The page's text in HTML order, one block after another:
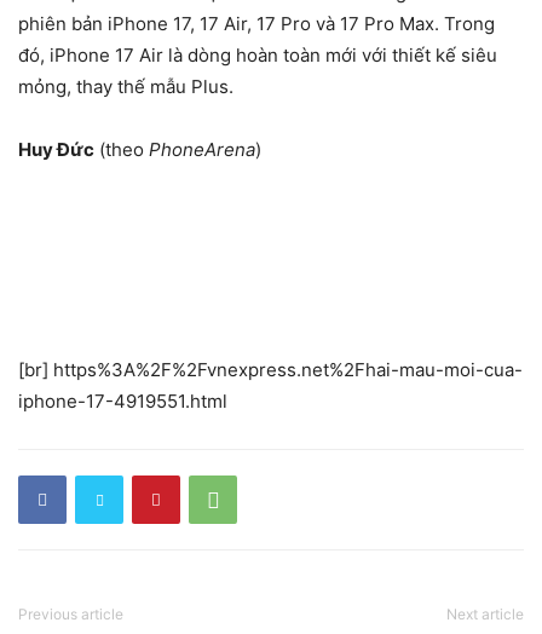
phiên bản iPhone 17, 17 Air, 17 Pro và 17 Pro Max. Trong
đó, iPhone 17 Air là dòng hoàn toàn mới với thiết kế siêu
mỏng, thay thế mẫu Plus.
Huy Đức (theo PhoneArena)
[br] https%3A%2F%2Fvnexpress.net%2Fhai-mau-moi-cua-
iphone-17-4919551.html
Previous article Next article